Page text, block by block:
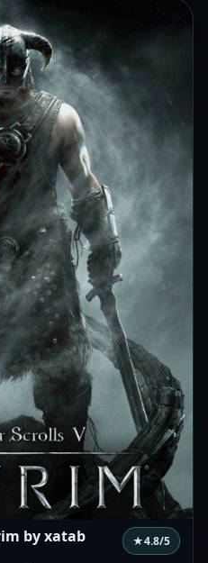
by xatab ★4.8/5